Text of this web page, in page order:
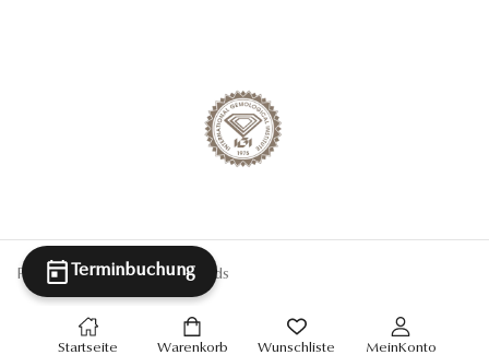
Powered By Antwerp Diamonds
Startseite Warenkorb Wunschliste MeinKonto
Terminbuchung